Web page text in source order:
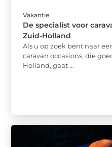
Vakantie
De specialist voor
Zuid-Holland
Als u op zoek bent naar
caravan occasions, die
Holland, gaat ...